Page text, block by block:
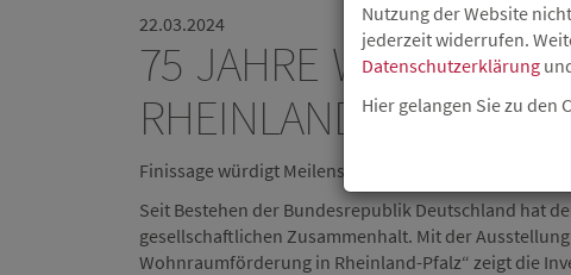
22.03.2024
75 JAHRE
RHEINLAND-PFALZ
Finissage würdigt Meilensteine rheinland-pfälzischer
Seit Bestehen der Bundesrepublik Deutschland hat
gesellschaftlichen Zusammenhalt. Mit der
Wohnraumförderung in Rheinland-Pfalz“ zeigt die
Nutzung der Website
jederzeit widerrufen.
Datenschutzerklärung
Hier gelangen Sie zu den